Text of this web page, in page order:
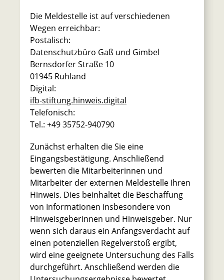
Die Meldestelle ist auf verschiedenen
Wegen erreichbar:
Postalisch:
Datenschutzbüro Gaß und Gimbel
Bernsdorfer Straße 10
01945 Ruhland
Digital:
ifb-stiftung.hinweis.digital
Telefonisch:
Tel.: +49 35752-940790
Zunächst erhalten die Sie eine
Eingangsbestätigung. Anschließend
bewerten die Mitarbeiterinnen und
Mitarbeiter der externen Meldestelle Ihren
Hinweis. Dies beinhaltet die Beschaffung
von Informationen insbesondere von
Hinweisgeberinnen und Hinweisgeber. Nur
wenn sich daraus ein Anfangsverdacht auf
einen potenziellen Regelverstoß ergibt,
wird eine geeignete Untersuchung des Falls
durchgeführt. Anschließend werden die